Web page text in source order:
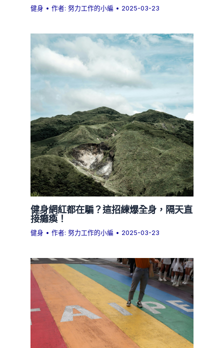
健身 • 作者:努力工作的小編 • 2025-03-23
健身網紅都在騙？這招練爆全身，隔天直
接癱瘓！
健身 • 作者:努力工作的小編 • 2025-03-23